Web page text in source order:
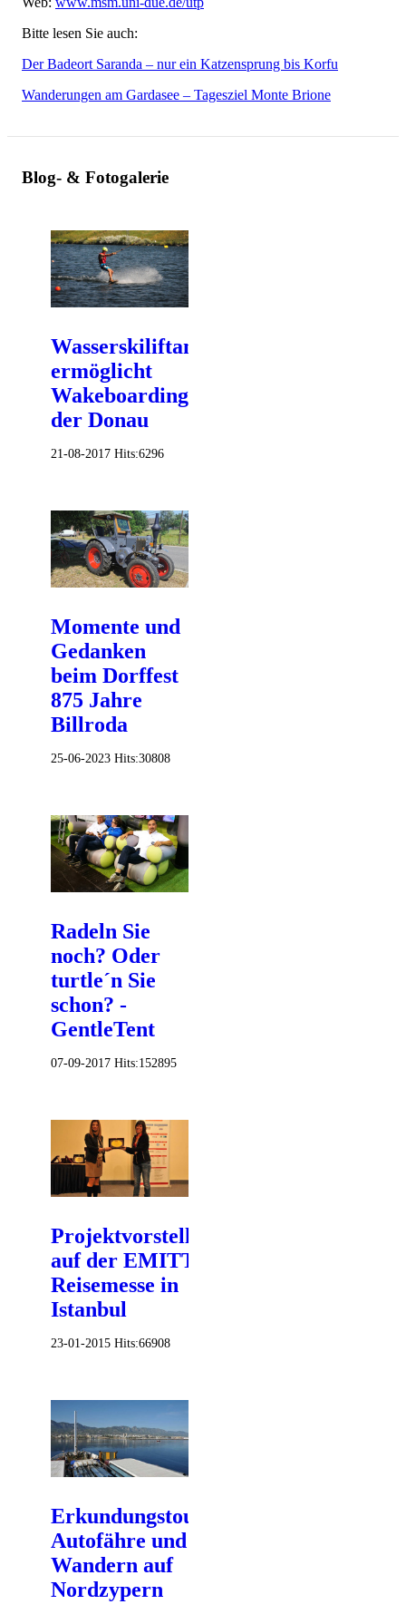
Bitte lesen Sie auch:
Der Badeort Saranda – nur ein Katzensprung bis Korfu
Wanderungen am Gardasee – Tagesziel Monte Brione
Blog- & Fotogalerie
Wasserskiliftanlage
ermöglicht
Wakeboarding auf
der Donau
21-08-2017 Hits:6296
Momente und
Gedanken
beim Dorffest
875 Jahre
Billroda
25-06-2023 Hits:30808
Radeln Sie
noch? Oder
turtle´n Sie
schon? -
GentleTent
07-09-2017 Hits:152895
Projektvorstellung
auf der EMITT
Reisemesse in
Istanbul
23-01-2015 Hits:66908
Erkundungstour
Autofähre und
Wandern auf
Nordzypern